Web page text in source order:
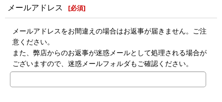
メールアドレス [必須]
メールアドレスをお間違えの場合はお返事が届きません。ご注
意ください。
また、弊店からのお返事が迷惑メールとして処理される場合が
ございますので、迷惑メールフォルダもご確認ください。